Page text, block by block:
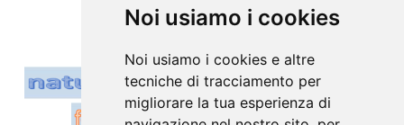
Noi usiamo i cookies
Noi usiamo i cookies e altre
tecniche di tracciamento per
migliorare la tua esperienza di